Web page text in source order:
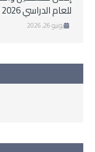
للعام الدراسي 2026 / 2027 بمحافظة مسقط
يونيو 26, 2026